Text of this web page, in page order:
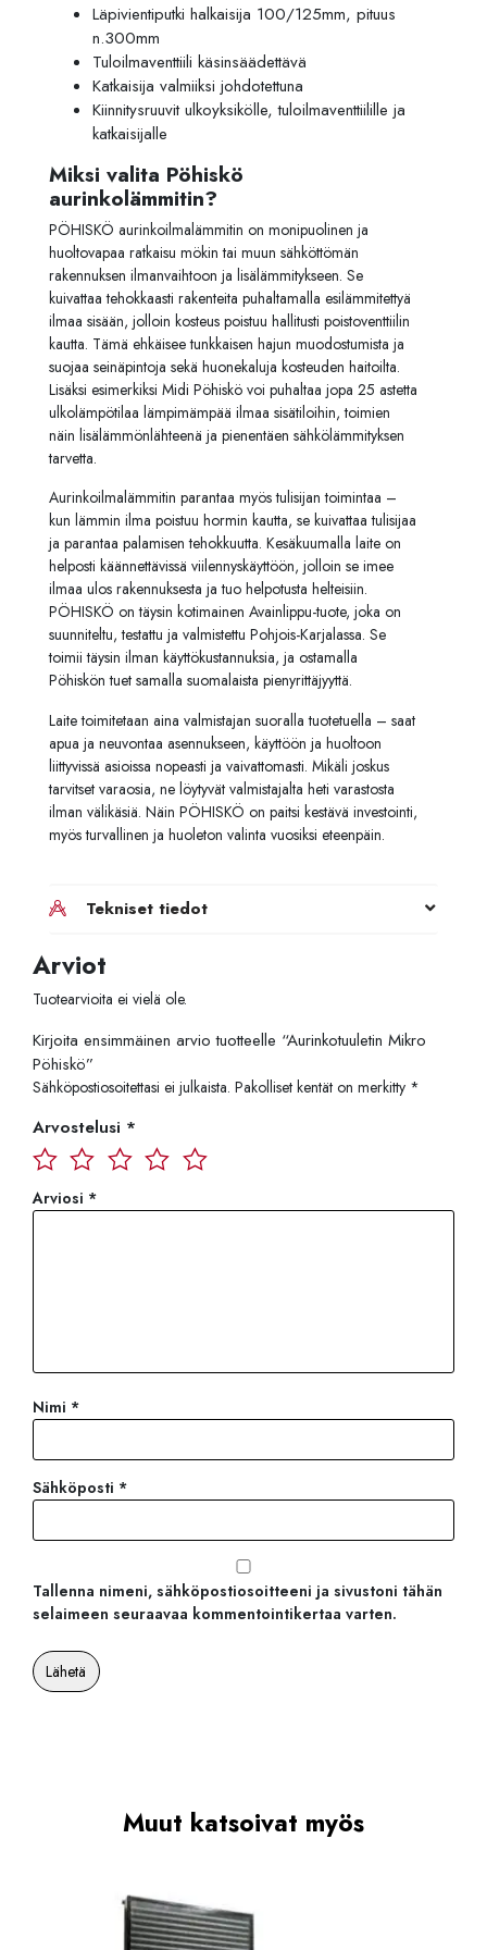
Läpivientiputki halkaisija 100/125mm, pituus
n.300mm
Tuloilmaventtiili käsinsäädettävä
Katkaisija valmiiksi johdotettuna
Kiinnitysruuvit ulkoyksikölle, tuloilmaventtiilille ja
katkaisijalle
Miksi valita Pöhiskö
aurinkolämmitin?
PÖHISKÖ aurinkoilmalämmitin on monipuolinen ja
huoltovapaa ratkaisu mökintai muun sähköttömän
rakennuksen ilmanvaihtoon ja lisälämmitykseen. Se
kuivattaatehokkaasti rakenteita puhaltamalla esilämmitettyä
ilmaa sisään, jolloin kosteus poistuu hallitusti poistoventtiilin
kautta. Tämä ehkäiseetunkkaisen hajun muodostumista ja
suojaa seinäpintoja sekä huonekaluja kosteuden haitoilta.
Lisäksi esimerkiksi Midi Pöhiskö voi puhaltaa jopa 25 astetta
ulkolämpötilaa lämpimämpää ilmaa sisätiloihin,toimien
näin lisälämmönlähteenä ja pienentäen sähkölämmityksen
tarvetta.
Aurinkoilmalämmitin parantaa myöstulisijantoimintaa –
kun lämmin ilma poistuu hormin kautta, se kuivattaatulisijaa
ja parantaa palamisentehokkuutta. Kesäkuumalla laite on
helposti käännettävissä viilennyskäyttöön, jolloin se imee
ilmaa ulos rakennuksesta jatuo helpotusta helteisiin.
PÖHISKÖ ontäysin kotimainen Avainlippu-tuote, joka on
suunniteltu,testattu ja valmistettu Pohjois-Karjalassa. Se
toimiitäysin ilman käyttökustannuksia, ja ostamalla
Pöhisköntuet samalla suomalaista pienyrittäjyyttä.
Laitetoimitetaan aina valmistajan suorallatuotetuella – saat
apua ja neuvontaa asennukseen, käyttöön ja huoltoon
liittyvissä asioissa nopeasti ja vaivattomasti. Mikäli joskus
tarvitset varaosia, ne löytyvät valmistajalta heti varastosta
ilman välikäsiä. Näin PÖHISKÖ on paitsi kestävä investointi,
myösturvallinen ja huoleton valinta vuosiksi eteenpäin.
Tekniset tiedot
Arviot
Tuotearvioita ei vielä ole.
Kirjoita ensimmäinen arvio tuotteelle “Aurinkotuuletin Mikro
Pöhiskö”
Sähköpostiosoitettasi ei julkaista. Pakolliset kentät on merkitty *
Arvostelusi *
Arviosi *
Nimi *
Sähköposti *
Tallenna nimeni, sähköpostiosoitteeni ja sivustoni tähän
selaimeen seuraavaa kommentointikertaa varten.
Muut katsoivat myös